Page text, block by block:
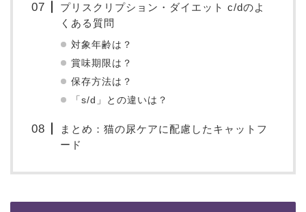
プリスクリプション・ダイエット c/dのよ
くある質問
対象年齢は？
賞味期限は？
保存方法は？
「s/d」との違いは？
まとめ：猫の尿ケアに配慮したキャットフ
ード